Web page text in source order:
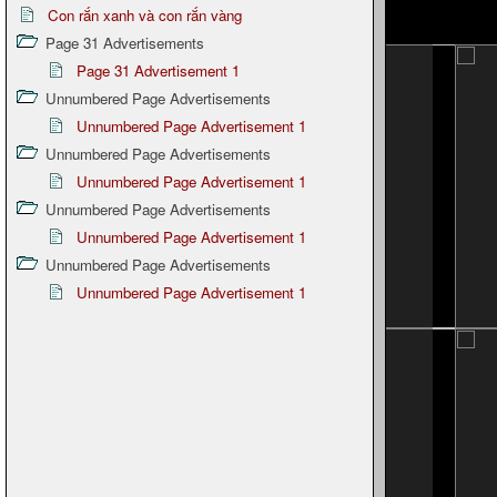
Con rắn xanh và con rắn vàng
Page 31 Advertisements
Page 31 Advertisement 1
Unnumbered Page Advertisements
Unnumbered Page Advertisement 1
Unnumbered Page Advertisements
Unnumbered Page Advertisement 1
Unnumbered Page Advertisements
Unnumbered Page Advertisement 1
Unnumbered Page Advertisements
Unnumbered Page Advertisement 1